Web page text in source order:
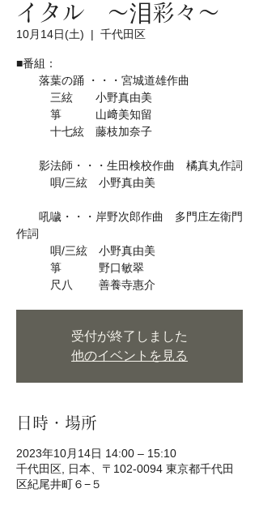
イタル ～泪彩々～
10月14日(土)
  |
千代田区
■番組：
落葉の踊 ・・・宮城道雄作曲
三絃 小野真由美
箏 山﨑美知留
十七絃 藤枝加奈子
影法師・・・生田検校作曲 橘真丸作詞
唄/三絃 小野真由美
吼噦・・・岸野次郎作曲 多門庄左衛門
作詞
唄/三絃 小野真由美
箏 野口敏翠
尺八 善養寺惠介
受付が終了しました
他のイベントを見る
日時・場所
2023年10月14日 14:00 – 15:10
千代田区, 日本、〒102-0094 東京都千代田
区紀尾井町６−５